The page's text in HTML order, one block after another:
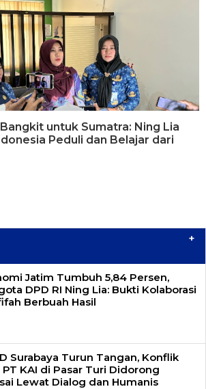
untuk Sumatra: Ning Lia
Peduli dan Belajar dari
+
Jatim Tumbuh 5,84 Persen,
DPD RI Ning Lia: Bukti Kolaborasi
Berbuah Hasil
Surabaya Turun Tangan, Konflik
PT KAI di Pasar Turi Didorong
Lewat Dialog dan Humanis